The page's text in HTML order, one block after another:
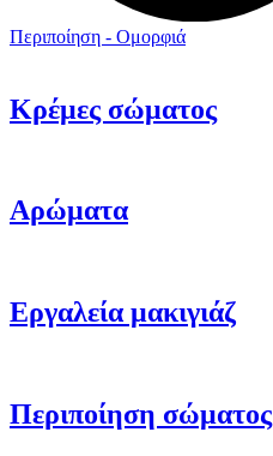
Περιποίηση - Ομορφιά
Κρέμες σώματος
Αρώματα
Εργαλεία μακιγιάζ
Περιποίηση σώματος